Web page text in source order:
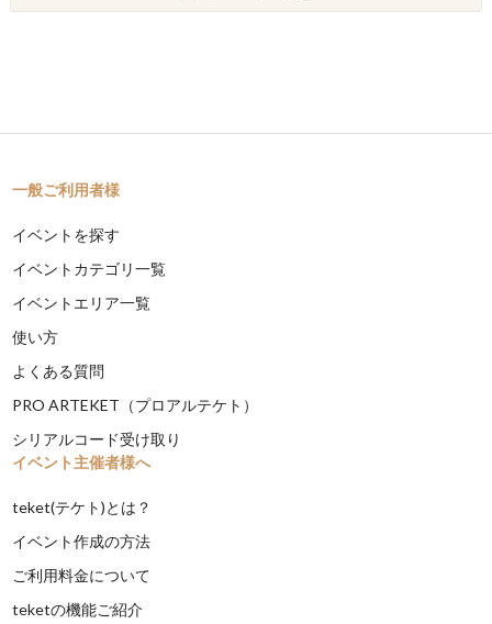
一般ご利用者様
イベントを探す
イベントカテゴリ一覧
イベントエリア一覧
使い方
よくある質問
PRO ARTEKET（プロアルテケト）
シリアルコード受け取り
イベント主催者様へ
teket(テケト)とは？
イベント作成の方法
ご利用料金について
teketの機能ご紹介